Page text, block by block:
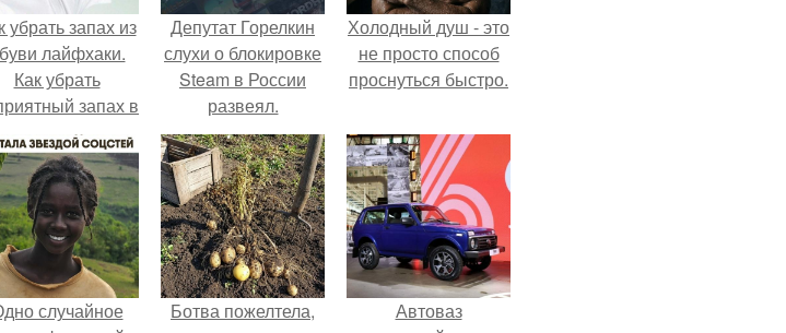
убрать запах из
лайфхаки.
Как убрать
запах в
обуви.
Депутат Горелкин
слухи о блокировке
Steam в России
развеял.
Холодный душ - это
не просто способ
проснуться быстро.
случайное
Ботва пожелтела,
Автоваз